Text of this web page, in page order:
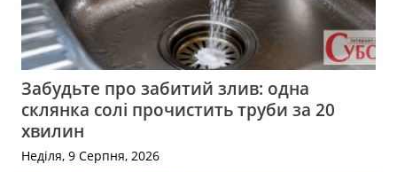
Забудьте про забитий злив: одна
склянка солі прочистить труби за 20
хвилин
Неділя, 9 Серпня, 2026